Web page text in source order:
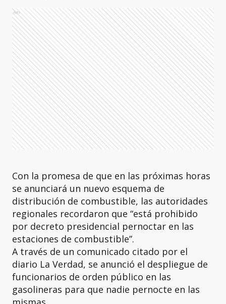
Ads
Con la promesa de que en las próximas horas
se anunciará un nuevo esquema de
distribución de combustible, las autoridades
regionales recordaron que “está prohibido
por decreto presidencial pernoctar en las
estaciones de combustible”.
A través de un comunicado citado por el
diario La Verdad, se anunció el despliegue de
funcionarios de orden público en las
gasolineras para que nadie pernocte en las